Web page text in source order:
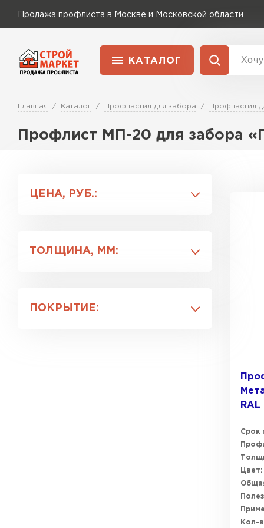
Продажа профлиста в Москве и Московской области
КАТАЛОГ
Применение
Для забора
Для ангара
Главная Каталог Профнастил для забора Профнастил
Профлист МП-20 для забора
ЦЕНА, РУБ.:
ТОЛЩИНА, ММ:
0.6
ПОКРЫТИЕ:
Срок
Цвет:
Кол-